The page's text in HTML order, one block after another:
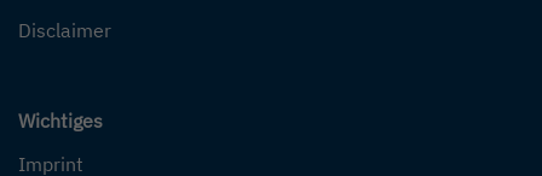
Disclaimer
Wichtiges
Imprint